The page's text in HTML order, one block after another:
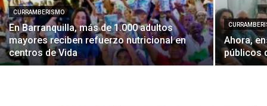
CURRAMBERISMO
En Barranquilla, más de 1.000 adultos
mayores reciben refuerzo nutricional en
centros de Vida
Ahora,
públicos